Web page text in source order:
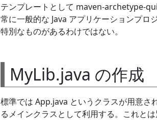
テンプレートとして maven-archetype-
常に一般的な Java アプリケーションプ
特別なものがあるわけではない。
MyLib.java の作成
標準では App.java というクラスが用意さ
るメインクラスとして利用する。これと